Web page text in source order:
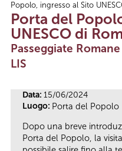
Tu sei qui
Popolo, ingresso al Sito
Porta del
UNESCO di
Passeggiate
LIS
Data: 15/06/2024
Luogo: Porta del Popolo
Dopo una breve
Porta del Popolo, la